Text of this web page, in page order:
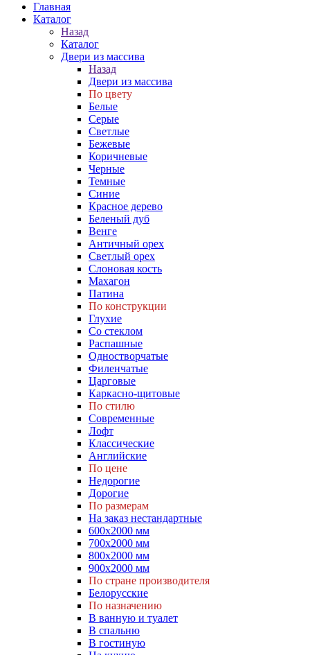
Главная
Каталог
Назад
Каталог
Двери из массива
Назад
Двери из массива
По цвету
Белые
Серые
Светлые
Бежевые
Коричневые
Черные
Темные
Синие
Красное дерево
Беленый дуб
Венге
Античный орех
Светлый орех
Слоновая кость
Махагон
Патина
По конструкции
Глухие
Со стеклом
Распашные
Одностворчатые
Филенчатые
Царговые
Каркасно-щитовые
По стилю
Современные
Лофт
Классические
Английские
По цене
Недорогие
Дорогие
По размерам
На заказ нестандартные
600х2000 мм
700х2000 мм
800х2000 мм
900х2000 мм
По стране производителя
Белорусские
По назначению
В ванную и туалет
В спальню
В гостиную